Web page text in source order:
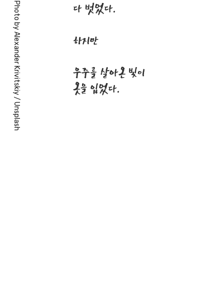
Photo by
Alexander Krivitskiy
/
Unsplash
다 벗었다.
하지만
우주를 살아온 빛이
옷을 입었다.